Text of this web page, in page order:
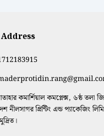
কমার্শিয়াল কমপ্লেক্স, ৬ষ্ঠ
নীলসাগর প্রিন্টিং এন্ড প্যাকেজিং